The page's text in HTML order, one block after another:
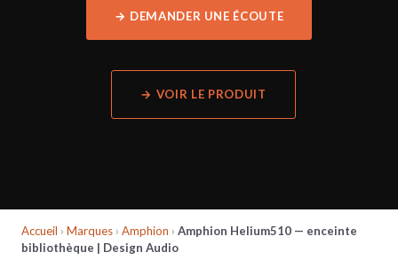
→ DEMANDER UNE ÉCOUTE
→ VOIR LE PRODUIT
Accueil › Marques › Amphion › Amphion Helium510 — enceinte
bibliothèque | Design Audio